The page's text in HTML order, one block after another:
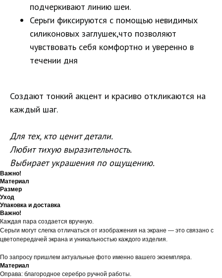
подчеркивают линию шеи.
Серьги фиксируются с помощью невидимых
силиконовых заглушек,что позволяют
чувствовать себя комфортно и уверенно в
течении дня
Создают тонкий акцент и красиво откликаются на
каждый шаг.
Для тех, кто ценит детали.
Любит тихую выразительность.
Выбирает украшения по ощущению.
Важно!
Материал
Размер
Уход
Упаковка и доставка
Важно!
Каждая пара создается вручную.
Серьги могут слегка отличаться от изображения на экране — это связано с
цветопередачей экрана и уникальностью каждого изделия.
По запросу пришлем актуальные фото именно вашего экземпляра.
Материал
Оправа: благородное серебро ручной работы.